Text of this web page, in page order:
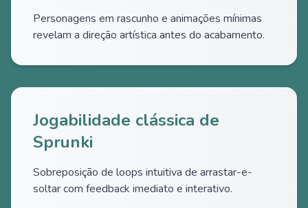
Personagens em rascunho e animações mínimas
revelam a direção artística antes do acabamento.
Jogabilidade clássica de
Sprunki
Sobreposição de loops intuitiva de arrastar-e-
soltar com feedback imediato e interativo.